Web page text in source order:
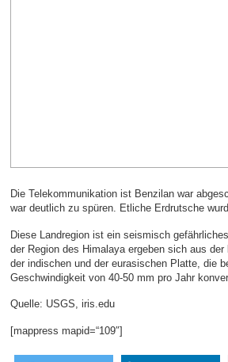
Die Telekommunikation ist Benzilan war
war deutlich zu spüren. Etliche Erdrutsche
Diese Landregion ist ein seismisch
der Region des Himalaya ergeben sich aus
der indischen und der eurasischen Platte, die
Geschwindigkeit von 40-50 mm pro Jahr
Quelle: USGS, iris.edu
[mappress mapid=“109″]